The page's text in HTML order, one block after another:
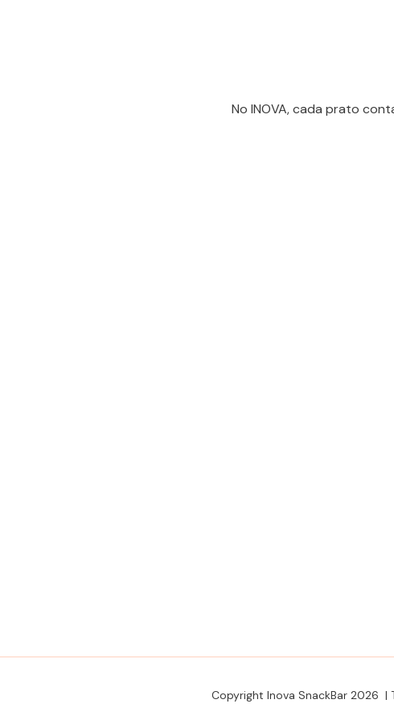
No INOVA, cada prato
Copyright Inova SnackBar 2026 |